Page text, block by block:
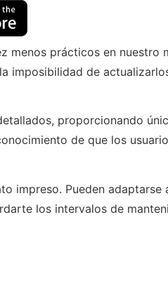
menos prácticos en nuestro
imposibilidad de
proporcionando
de que los
impreso. Pueden
los intervalos de